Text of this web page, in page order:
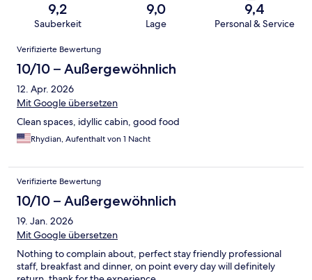
9,2
Sauberkeit
9,0
Lage
9,4
Personal & Service
Bewertungen
Verifizierte Bewertung
10/10 – Außergewöhnlich
12. Apr. 2026
Mit Google übersetzen
Clean spaces, idyllic cabin, good food
Rhydian, Aufenthalt von 1 Nacht
Verifizierte Bewertung
10/10 – Außergewöhnlich
19. Jan. 2026
Mit Google übersetzen
Nothing to complain about, perfect stay friendly professional
staff, breakfast and dinner, on point every day will definitely